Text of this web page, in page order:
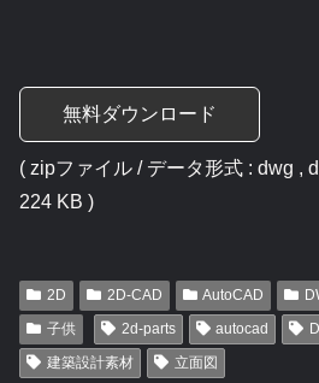
無料ダウンロード
( zipファイル / データ形式 : dwg ,
224 KB )
2D 2D-CAD AutoCAD
子供
2d-parts autocad
建築設計素材
立面図